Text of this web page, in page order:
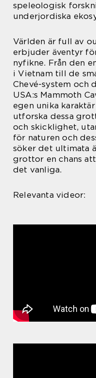
speleologisk
underjordiska
Världen är full av
erbjuder äventyr
nyfikne. Från den
i Vietnam till de
Chevé-system och
USA:s Mammoth
egen unika
utforska dessa
och skicklighet,
för naturen och
söker det ultimata
grottor en chans
det vanliga.
Relevanta videor: